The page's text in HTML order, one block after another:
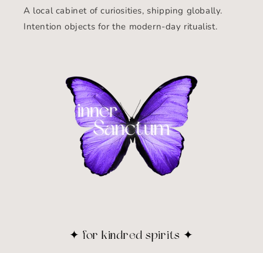
A local cabinet of curiosities, shipping globally.
Intention objects for the modern-day ritualist.
✦ for kindred spirits ✦